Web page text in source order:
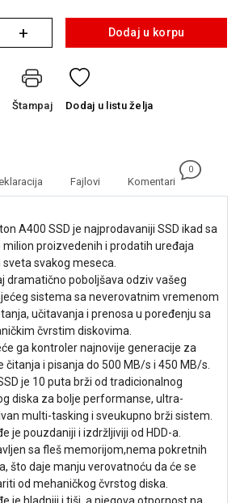
+ Dodaj u korpu
Štampaj Dodaj u listu želja
Fajlovi Komentari
0
A400 SSD je najprodavaniji SSD ikad sa
milion proizvedenih i prodatih uređaja
svakog meseca.
dramatično poboljšava odziv vašeg
sistema sa neverovatnim vremenom
učitavanja i prenosa u poređenju sa
čvrstim diskovima.
ga kontroler najnovije generacije za
čitanja i pisanja do 500 MB/s i 450 MB/s.
je 10 puta brži od tradicionalnog
diska za bolje performanse, ultra-
multi-tasking i sveukupno brži sistem.
je pouzdaniji i izdržljiviji od HDD-a.
sa fleš memorijom,nema pokretnih
što daje manju verovatnoću da će se
od mehaničkog čvrstog diska.
je hladniji i tiši, a njegova otpornost na